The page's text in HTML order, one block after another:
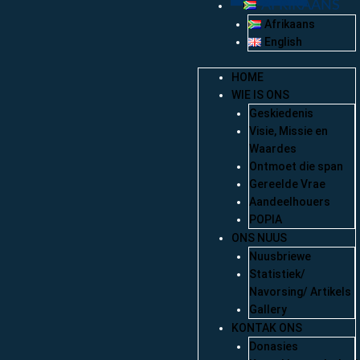
AFRIKAANS
Afrikaans
English
HOME
WIE IS ONS
Geskiedenis
Visie, Missie en
Waardes
Ontmoet die span
Gereelde Vrae
Aandeelhouers
POPIA
ONS NUUS
Nuusbriewe
Statistiek/
Navorsing/ Artikels
Gallery
KONTAK ONS
Donasies